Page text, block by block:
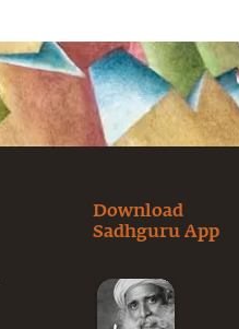
Download
Sadhguru App